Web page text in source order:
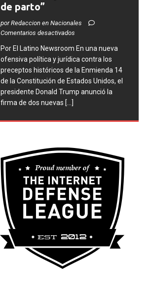
de parto”
por Redaccion en Nacionales
Comentarios desactivados
​Por El Latino Newsroom ​En una nueva
ofensiva política y jurídica contra los
preceptos históricos de la Enmienda 14
de la Constitución de Estados Unidos, el
presidente Donald Trump anunció la
firma de dos nuevas [...]